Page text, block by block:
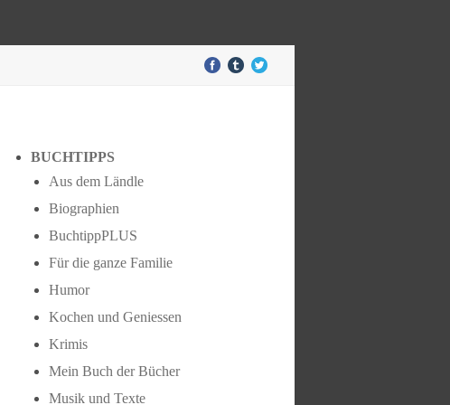
BUCHTIPPS
Aus dem Ländle
Biographien
BuchtippPLUS
Für die ganze Familie
Humor
Kochen und Geniessen
Krimis
Mein Buch der Bücher
Musik und Texte